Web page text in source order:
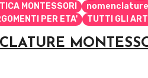
MONTESSORI
PER ETA'
TUTTI GLI